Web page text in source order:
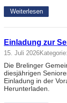
Weiterlesen
Einladung zur
15. Juli 2026Kategorie:
Die Brelinger
diesjährigen
Einladung in der
Herunterladen.